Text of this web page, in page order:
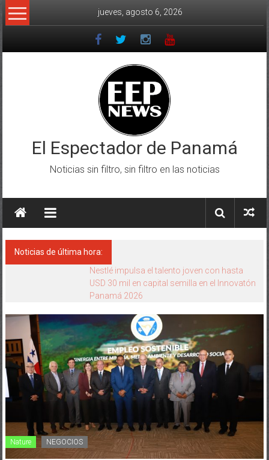
Saltar
al
jueves, agosto 6, 2026
El Espectador de Panamá
Noticias sin filtro, sin filtro en las noticias
Noticias de última hora:
Cómo transferir tus datos de un dispositivo
iOS a uno Galaxy usando Smart Switch
Nature NEGOCIOS